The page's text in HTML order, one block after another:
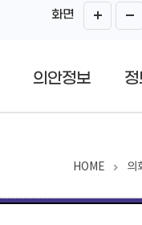
화면
의안정보
HOME 의